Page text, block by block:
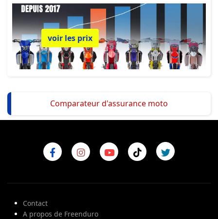
voir les prix
Comparateur d'assurance moto
Contact
A propos de Freenduro